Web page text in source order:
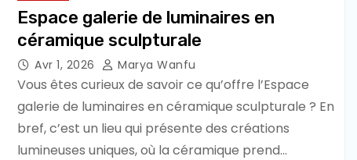
Espace galerie de luminaires en
céramique sculpturale
Avr 1, 2026 Marya Wanfu
Vous êtes curieux de savoir ce qu’offre l’Espace
galerie de luminaires en céramique sculpturale ? En
bref, c’est un lieu qui présente des créations
lumineuses uniques, où la céramique prend…